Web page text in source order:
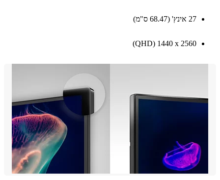
2560 x ‏1440 ‏(QHD)